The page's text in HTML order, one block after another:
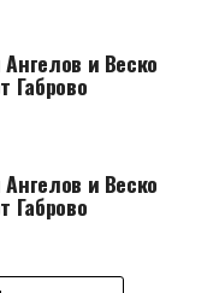
и Веско
Габрово
и Веско
Габрово